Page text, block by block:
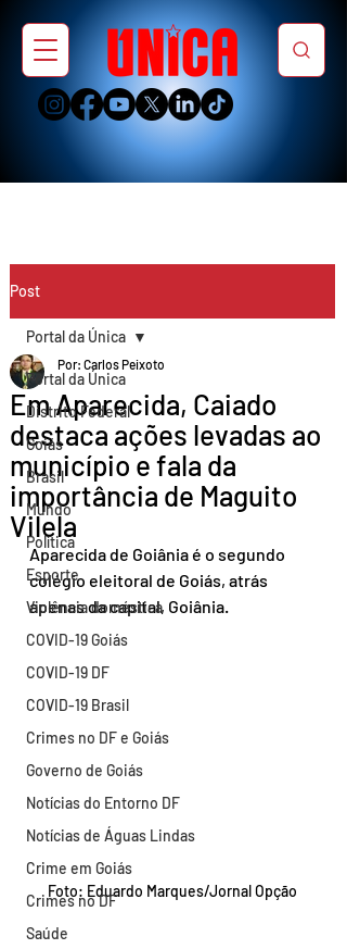
Post
Portal da Única
Distrito Federal
Goiás
Brasil
Mundo
Política
Esporte
Violência doméstica
COVID-19 Goiás
COVID-19 DF
COVID-19 Brasil
Crimes no DF e Goiás
Governo de Goiás
Notícias do Entorno DF
Notícias de Águas Lindas
Crime em Goiás
Crimes no DF
Saúde
Portal da Única
Em Aparecida, Caiado
destaca ações levadas ao
município e fala da
importância de Maguito
Vilela
Por: Carlos Peixoto
Aparecida de Goiânia é o segundo
colégio eleitoral de Goiás, atrás
apenas da capital, Goiânia.
Foto: Eduardo Marques/Jornal Opção